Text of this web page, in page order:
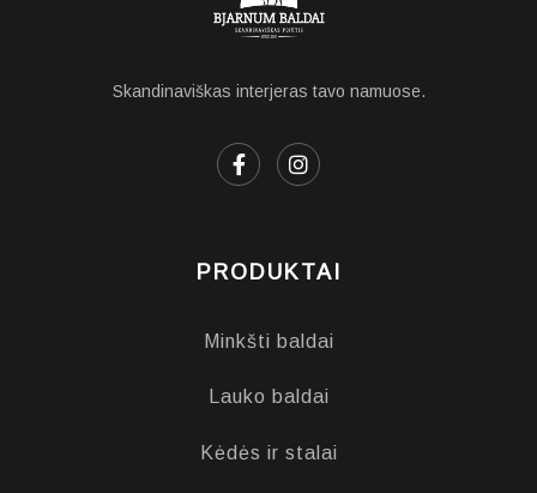
Skandinaviškas interjeras tavo namuose.
PRODUKTAI
Minkšti baldai
Lauko baldai
Kėdės ir stalai